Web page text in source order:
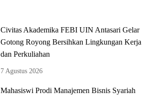
Civitas Akademika FEBI UIN Antasari Gelar
Gotong Royong Bersihkan Lingkungan Kerja
dan Perkuliahan
7 Agustus 2026
Mahasiswi Prodi Manajemen Bisnis Syariah